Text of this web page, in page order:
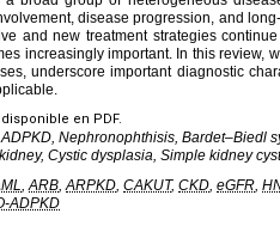
disease progression, and
and new treatment strategies
increasingly important. In this review,
underscore important diagnostic
en PDF.
Nephronophthisis, Bardet–Biedl
Cystic dysplasia, Simple kidney cyst
,ARB,ARPKD, CAKUT, CKD, eGFR,
ADPKD